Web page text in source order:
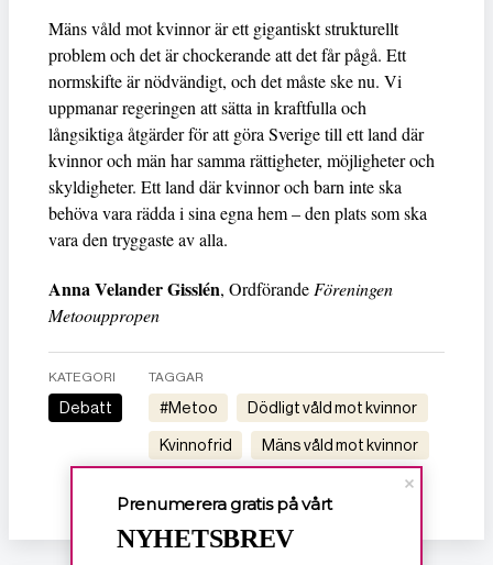
Mäns våld mot kvinnor är ett gigantiskt strukturellt
problem och det är chockerande att det får pågå. Ett
normskifte är nödvändigt, och det måste ske nu. Vi
uppmanar regeringen att sätta in kraftfulla och
långsiktiga åtgärder för att göra Sverige till ett land där
kvinnor och män har samma rättigheter, möjligheter och
skyldigheter. Ett land där kvinnor och barn inte ska
behöva vara rädda i sina egna hem – den plats som ska
vara den tryggaste av alla.
Anna Velander Gisslén, OrdförandeFöreningen
Metoouppropen
KATEGORI
Debatt
TAGGAR
#metoo dödligt våld mot kvinnor
kvinnofrid mäns våld mot kvinnor
Prenumerera gratis på vårt
NYHETSBREV